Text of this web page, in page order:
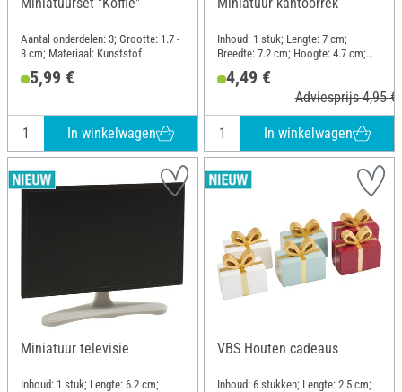
Aantal onderdelen: 3; Grootte: 1.7 -
3 cm; Materiaal: Kunststof
5,99 €
In winkelwagen
Inhoud: 1 stuk; Lengte: 7 cm;
Breedte: 7.2 cm; Hoogte: 4.7 cm;
4,49 €
Adviesprijs 4,95 €
In winkelwagen
Miniatuur televisie
Inhoud: 1 stuk; Lengte: 6.2 cm;
VBS Houten cadeaus
Inhoud: 6 stukken; Lengte: 2.5 cm;